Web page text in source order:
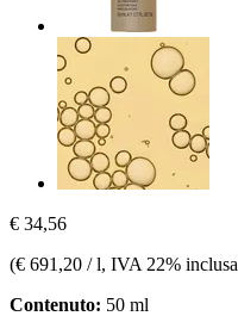
€ 34,56
(€ 691,20 / l, IVA 22% inclusa
Contenuto: 50 ml